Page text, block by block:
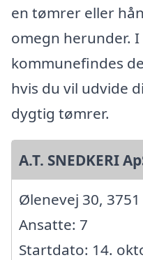
en tømrer eller
omegn herunder.
kommunefindes
hvis du vil udvide
dygtig tømrer.
A.T. SNEDKERI
Ølenevej 30,
Ansatte: 7
Startdato: 14.